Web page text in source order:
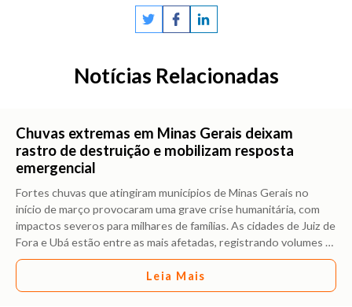
Notícias Relacionadas
Chuvas extremas em Minas Gerais deixam
rastro de destruição e mobilizam resposta
emergencial
Fortes chuvas que atingiram municípios de Minas Gerais no
início de março provocaram uma grave crise humanitária, com
impactos severos para milhares de famílias. As cidades de Juiz de
Fora e Ubá estão entre as mais afetadas, registrando volumes …
Leia Mais